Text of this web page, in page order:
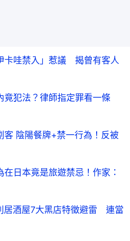
卡哇禁入」惹議 揭曾有客人
竟犯法？律師指定罪看一條
客 陰陽餐牌+禁一行為！反被
日本竟是旅遊禁忌！作家：
居酒屋7大黑店特徵避雷 連當